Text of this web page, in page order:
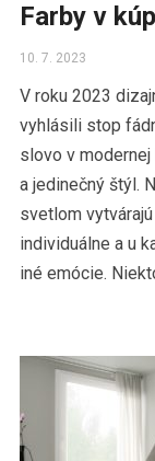
Farby v
10. 7. 2023
V roku 2023
vyhlásili stop
slovo v
a jedinečný štýl.
svetlom
individuálne a u
iné emócie.